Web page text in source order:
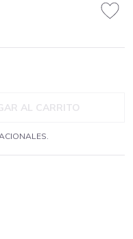
AL CARRITO